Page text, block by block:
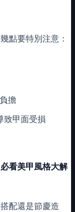
點要特別注意：
擔
致甲面受損
看美甲風格大解
配還是節慶造